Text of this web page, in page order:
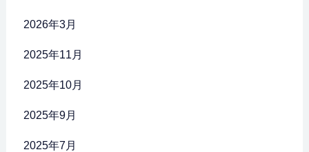
2026年3月
2025年11月
2025年10月
2025年9月
2025年7月